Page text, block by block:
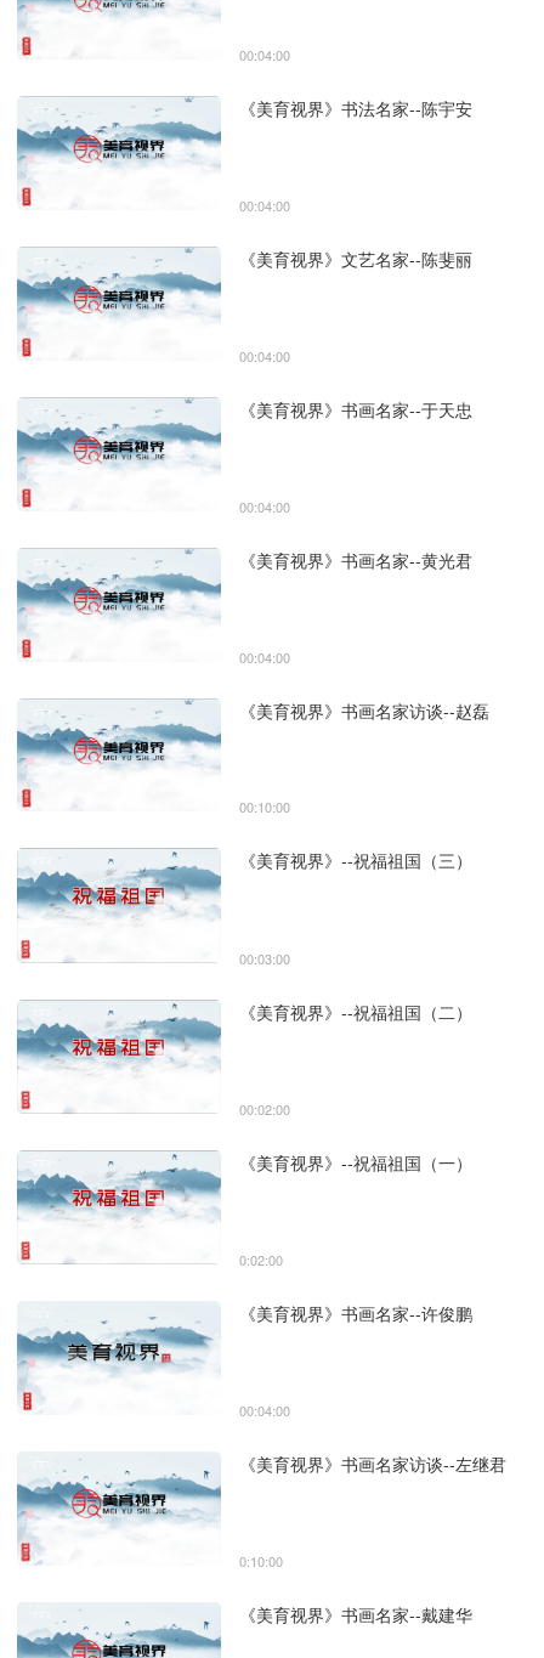
00:04:00
《美育视界》书法名家--陈宇安
00:04:00
《美育视界》文艺名家--陈斐丽
00:04:00
《美育视界》书画名家--于天忠
00:04:00
《美育视界》书画名家--黄光君
00:04:00
《美育视界》书画名家访谈--赵磊
00:10:00
《美育视界》--祝福祖国（三）
00:03:00
《美育视界》--祝福祖国（二）
00:02:00
《美育视界》--祝福祖国（一）
0:02:00
《美育视界》书画名家--许俊鹏
00:04:00
《美育视界》书画名家访谈--左继君
0:10:00
《美育视界》书画名家--戴建华